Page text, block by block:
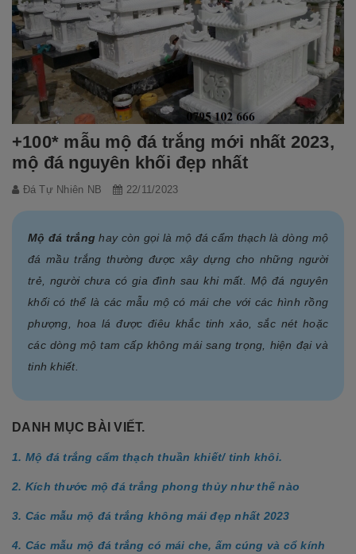
+100* mẫu mộ đá trắng mới nhất 2023,
mộ đá nguyên khối đẹp nhất
Đá Tự Nhiên NB 22/11/2023
Mộ đá trắng hay còn gọi là mộ đá cẩm thạch là dòng mộ
đá mầu trắng thường được xây dựng cho những người
trẻ, người chưa có gia đình sau khi mất. Mộ đá nguyên
khối có thể là các mẫu mộ có mái che với các hình rồng
phượng, hoa lá được điêu khắc tinh xảo, sắc nét hoặc
các dòng mộ tam cấp không mái sang trọng, hiện đại và
tinh khiết.
DANH MỤC BÀI VIẾT.
1. Mộ đá trắng cẩm thạch thuần khiết/ tinh khôi.
2. Kích thước mộ đá trắng phong thủy như thế nào
3. Các mẫu mộ đá trắng không mái đẹp nhất 2023
4. Các mẫu mộ đá trắng có mái che, ấm cúng và cổ kính